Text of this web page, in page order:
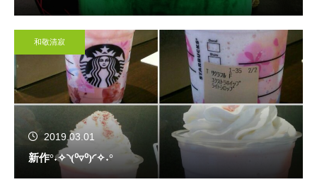
和敬清寂
2019.03.01
新作°˖✧◝(⁰▿⁰)◜✧˖°